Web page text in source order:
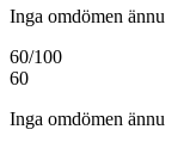
Inga omdömen ännu
60/100
60
Inga omdömen ännu